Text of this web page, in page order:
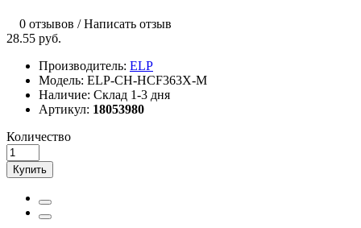
0 отзывов /Написать отзыв
28.55 руб.
Производитель: ELP
Модель: ELP-CH-HCF363X-M
Наличие: Склад 1-3 дня
Артикул: 18053980
Количество
Купить